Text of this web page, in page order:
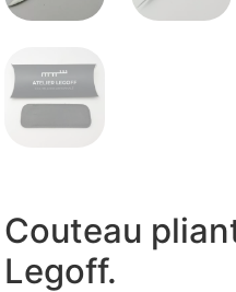
Couteau
Legoff.